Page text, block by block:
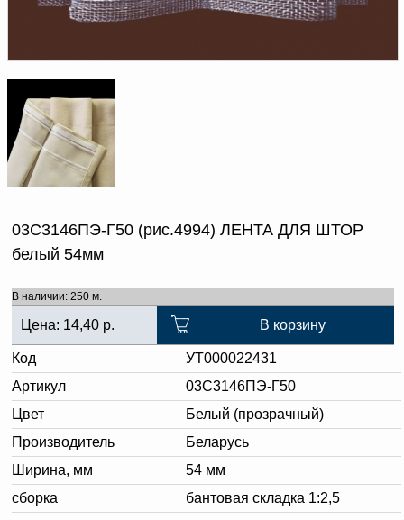
персональными данными
Письмо руководителю
Новости | Статьи
03С3146ПЭ-Г50 (рис.4994) ЛЕНТА ДЛЯ ШТОР
белый 54мм
В наличии: 250 м.
Цена: 14,40 р. В корзину
Код
УТ000022431
Артикул
03С3146ПЭ-Г50
Цвет
Белый (прозрачный)
Производитель
Беларусь
Ширина, мм
54 мм
сборка
бантовая складка 1:2,5
Добавить